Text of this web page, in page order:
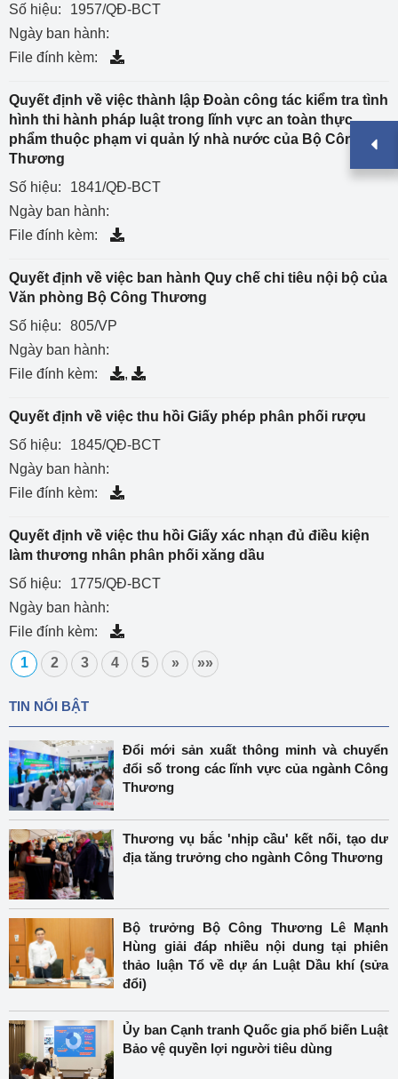
Số hiệu:
1957/QĐ-BCT
Ngày ban hành:
File đính kèm:
Quyết định về việc thành lập Đoàn công tác kiểm tra tình
hình thi hành pháp luật trong lĩnh vực an toàn thực
phẩm thuộc phạm vi quản lý nhà nước của Bộ Công
Thương
Số hiệu:
1841/QĐ-BCT
Ngày ban hành:
File đính kèm:
Quyết định về việc ban hành Quy chế chi tiêu nội bộ của
Văn phòng Bộ Công Thương
Số hiệu:
805/VP
Ngày ban hành:
File đính kèm:
,
Quyết định về việc thu hồi Giấy phép phân phối rượu
Số hiệu:
1845/QĐ-BCT
Ngày ban hành:
File đính kèm:
Quyết định về việc thu hồi Giấy xác nhạn đủ điều kiện
làm thương nhân phân phối xăng dầu
Số hiệu:
1775/QĐ-BCT
Ngày ban hành:
File đính kèm:
1 2 3 4 5 » »»
TIN NỔI BẬT
Đổi mới sản xuất thông minh và chuyển
đổi số trong các lĩnh vực của ngành Công
Thương
Thương vụ bắc 'nhịp cầu' kết nối, tạo dư
địa tăng trưởng cho ngành Công Thương
Bộ trưởng Bộ Công Thương Lê Mạnh
Hùng giải đáp nhiều nội dung tại phiên
thảo luận Tổ về dự án Luật Dầu khí (sửa
đổi)
Ủy ban Cạnh tranh Quốc gia phổ biến Luật
Bảo vệ quyền lợi người tiêu dùng